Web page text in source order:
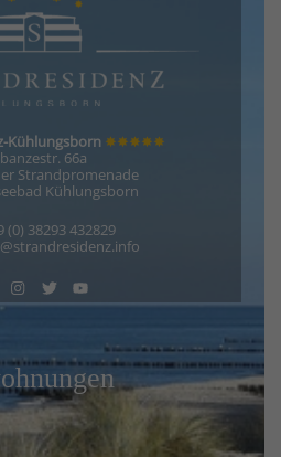
Kühlungsborn ✸✸✸✸✸
66a
Strandpromenade
Kühlungsborn
(0) 38293 432829